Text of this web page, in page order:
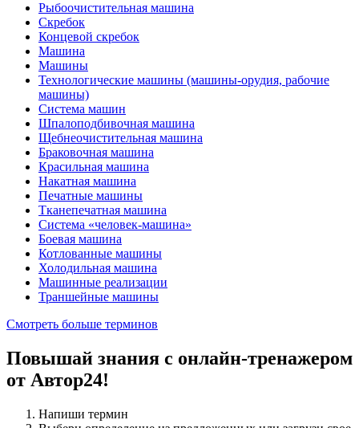
Рыбоочистительная машина
Скребок
Концевой скребок
Машина
Машины
Технологические машины (машины-орудия, рабочие
машины)
Система машин
Шпалоподбивочная машина
Щебнеочистительная машина
Браковочная машина
Красильная машина
Накатная машина
Печатные машины
Тканепечатная машина
Система «человек-машина»
Боевая машина
Котлованные машины
Холодильная машина
Машинные реализации
Траншейные машины
Смотреть больше терминов
Повышай знания с онлайн-тренажером
от Автор24!
Напиши термин